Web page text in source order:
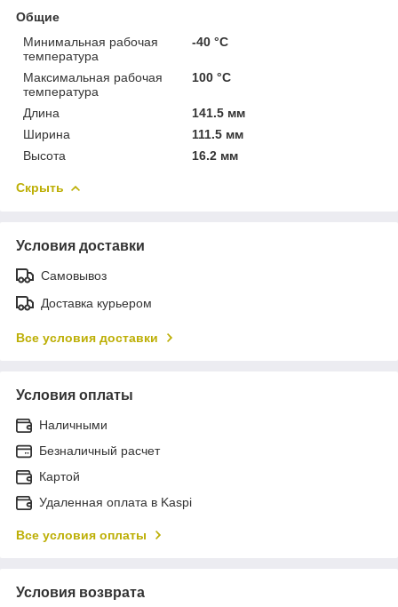
Общие
Минимальная рабочая
температура
-40 °С
Максимальная рабочая
температура
100 °С
Длина
141.5 мм
Ширина
111.5 мм
Высота
16.2 мм
Скрыть
Условия доставки
Самовывоз
Доставка курьером
Все условия доставки
Условия оплаты
Наличными
Безналичный расчет
Картой
Удаленная оплата в Kaspi
Все условия оплаты
Условия возврата